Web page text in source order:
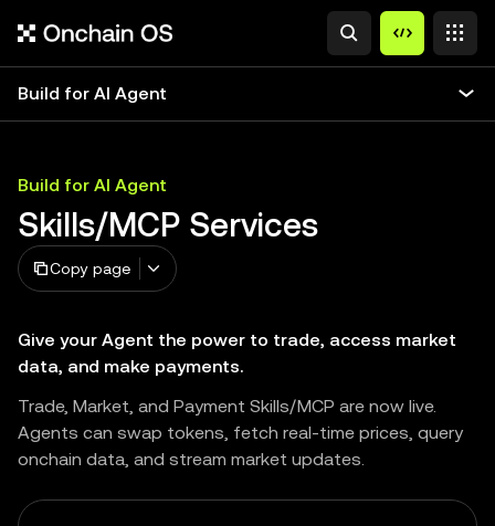
Build for AI Agent
Build for AI Agent
Skills/MCP Services
Copy page
Give your Agent the power to trade, access market
data, and make payments.
Trade, Market, and Payment Skills/MCP are now live.
Agents can swap tokens, fetch real-time prices, query
onchain data, and stream market updates.